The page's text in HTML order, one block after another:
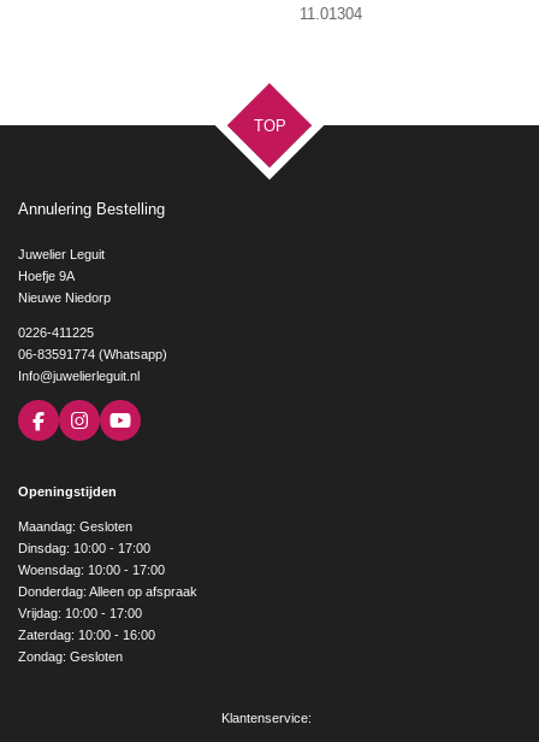
11.01304
TOP
Annulering Bestelling
Juwelier Leguit
Hoefje 9A
Nieuwe Niedorp
0226-411225
06-83591774 (Whatsapp)
Info@juwelierleguit.nl
F
a
b
o
k
I
n
a
g
r
a
m
Y
o
e
Openingstijden
Maandag: Gesloten
Dinsdag: 10:00 - 17:00
Woensdag: 10:00 - 17:00
Donderdag: Alleen op afspraak
Vrijdag: 10:00 - 17:00
Zaterdag: 10:00 - 16:00
Zondag: Gesloten
Klantenservice: